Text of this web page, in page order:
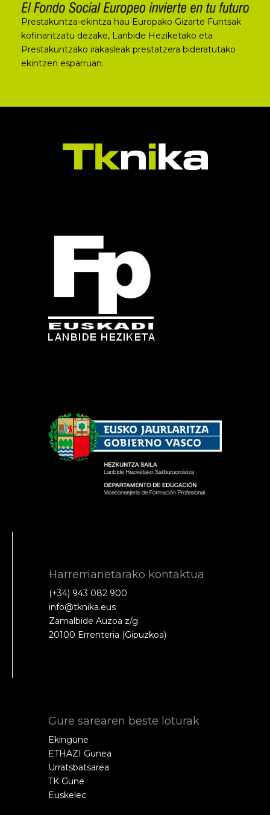
Prestakuntza-ekintza hau Europako Gizarte Funtsak
kofinantzatu dezake, Lanbide Heziketako eta
Prestakuntzako irakasleak prestatzera bideratutako
ekintzen esparruan.
Harremanetarako kontaktua
(+34) 943 082 900
info@tknika.eus
Zamalbide Auzoa z/g
20100 Errenteria (Gipuzkoa)
Gure sarearen beste loturak
Ekingune
ETHAZI Gunea
Urratsbatsarea
TK Gune
Euskelec